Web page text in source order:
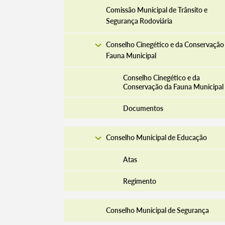
Comissão Municipal de Trânsito e
Segurança Rodoviária
Conselho Cinegético e da
Fauna Municipal
Conselho Cinegético e da
Conservação da Fauna Municipal
Documentos
Conselho Municipal de Educação
Atas
Regimento
Conselho Municipal de Segurança